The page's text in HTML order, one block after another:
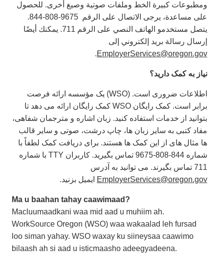
ومطبوعات كبيرة الخط وملفات صوتية وصيغ أخرى. للحصول
على مساعدة، يرجى الاتصال على الرقم ‏ 844-808-9675.
يتصل مستخدمو الهاتف النصي على الرقم 711. يمكنك أيضًا
إرسال رسالة بريد إلكتروني إلى
EmployerServices@oregon.gov
.
نیاز به کمک دارید؟
اطلاعات ضروری است. (WSO) یک مؤسسه ارائه فرصت
برابر است. کمک رایگان WSO کمک رایگان ارائه می دهد تا
بتوانید از خدمات استفاده کنید. زبان اشاره و مترجمان شفاهی،
مفاد کتبی به سایر زبان ها، چاپ درشت، صوتی و سایر قالب
ها مثال های از این کمک ها هستند. برای دریافت کمک لطفاً با
شماره 844-808-9675 تماس بگیرید. کاربران TTY با شماره
711 تماس بگیرند. می توانید به آدرس
EmployerServices@oregon.gov
ایمیل بزنید.
Ma u baahan tahay caawimaad?
Macluumaadkani waa mid aad u muhiim ah.
WorkSource Oregon (WSO) waa wakaalad leh fursad
loo siman yahay. WSO waxay ku siineysaa caawimo
bilaash ah si aad u isticmaasho adeegyadeena.